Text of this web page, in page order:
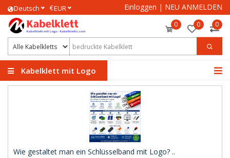
Deutsch €EUR Einloggen | NEU ANMELDEN
0 0 0
Kabelklett mit Logo
Wie gestaltet man ein Schlüsselband mit Logo? ..